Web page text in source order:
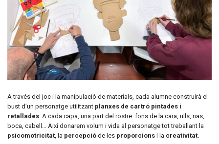
A través del joc i la manipulació de materials, cada alumne construirà el
bust d’un personatge utilitzant planxes de cartró pintades i
retallades. A cada capa, una part del rostre: fons de la cara, ulls, nas,
boca, cabell… Així donarem volum i vida al personatge tot treballant la
psicomotricitat, la percepció de les proporcions i la creativitat.